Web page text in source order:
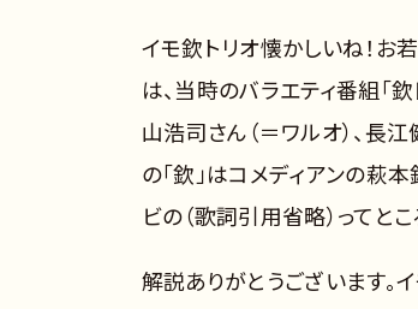
イモ欽トリオ懐かしいね！お
は、当時のバラエティ番組「
山浩司さん（＝ワルオ）、長
の「欽」はコメディアンの萩
ビの（歌詞引用省略）ってと
解説ありがとうございます。